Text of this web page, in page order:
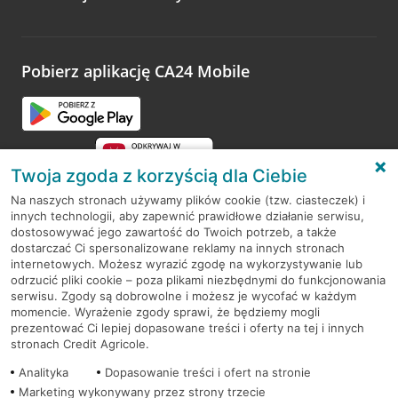
opinie.
Pobierz aplikację CA24 Mobile
RODO
Regulamin serwisu
Mapa serwisu
PolitykaCookies
Twoja zgoda z korzyścią dla Ciebie
Na naszych stronach używamy plików cookie (tzw. ciasteczek) i
innych technologii, aby zapewnić prawidłowe działanie serwisu,
dostosowywać jego zawartość do Twoich potrzeb, a także
dostarczać Ci spersonalizowane reklamy na innych stronach
internetowych. Możesz wyrazić zgodę na wykorzystywanie lub
odrzucić pliki cookie – poza plikami niezbędnymi do funkcjonowania
serwisu. Zgody są dobrowolne i możesz je wycofać w każdym
momencie. Wyrażenie zgody sprawi, że będziemy mogli
prezentować Ci lepiej dopasowane treści i oferty na tej i innych
stronach Credit Agricole.
Analityka
Dopasowanie treści i ofert na stronie
Marketing wykonywany przez strony trzecie